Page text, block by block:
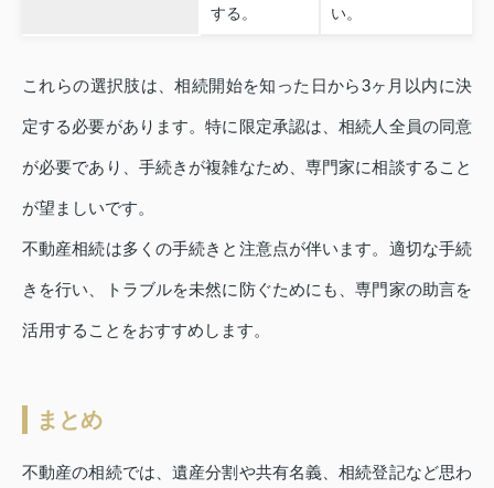
する。
い。
これらの選択肢は、相続開始を知った日から3ヶ月以内に決
定する必要があります。特に限定承認は、相続人全員の同意
が必要であり、手続きが複雑なため、専門家に相談すること
が望ましいです。
不動産相続は多くの手続きと注意点が伴います。適切な手続
きを行い、トラブルを未然に防ぐためにも、専門家の助言を
活用することをおすすめします。
まとめ
不動産の相続では、遺産分割や共有名義、相続登記など思わ